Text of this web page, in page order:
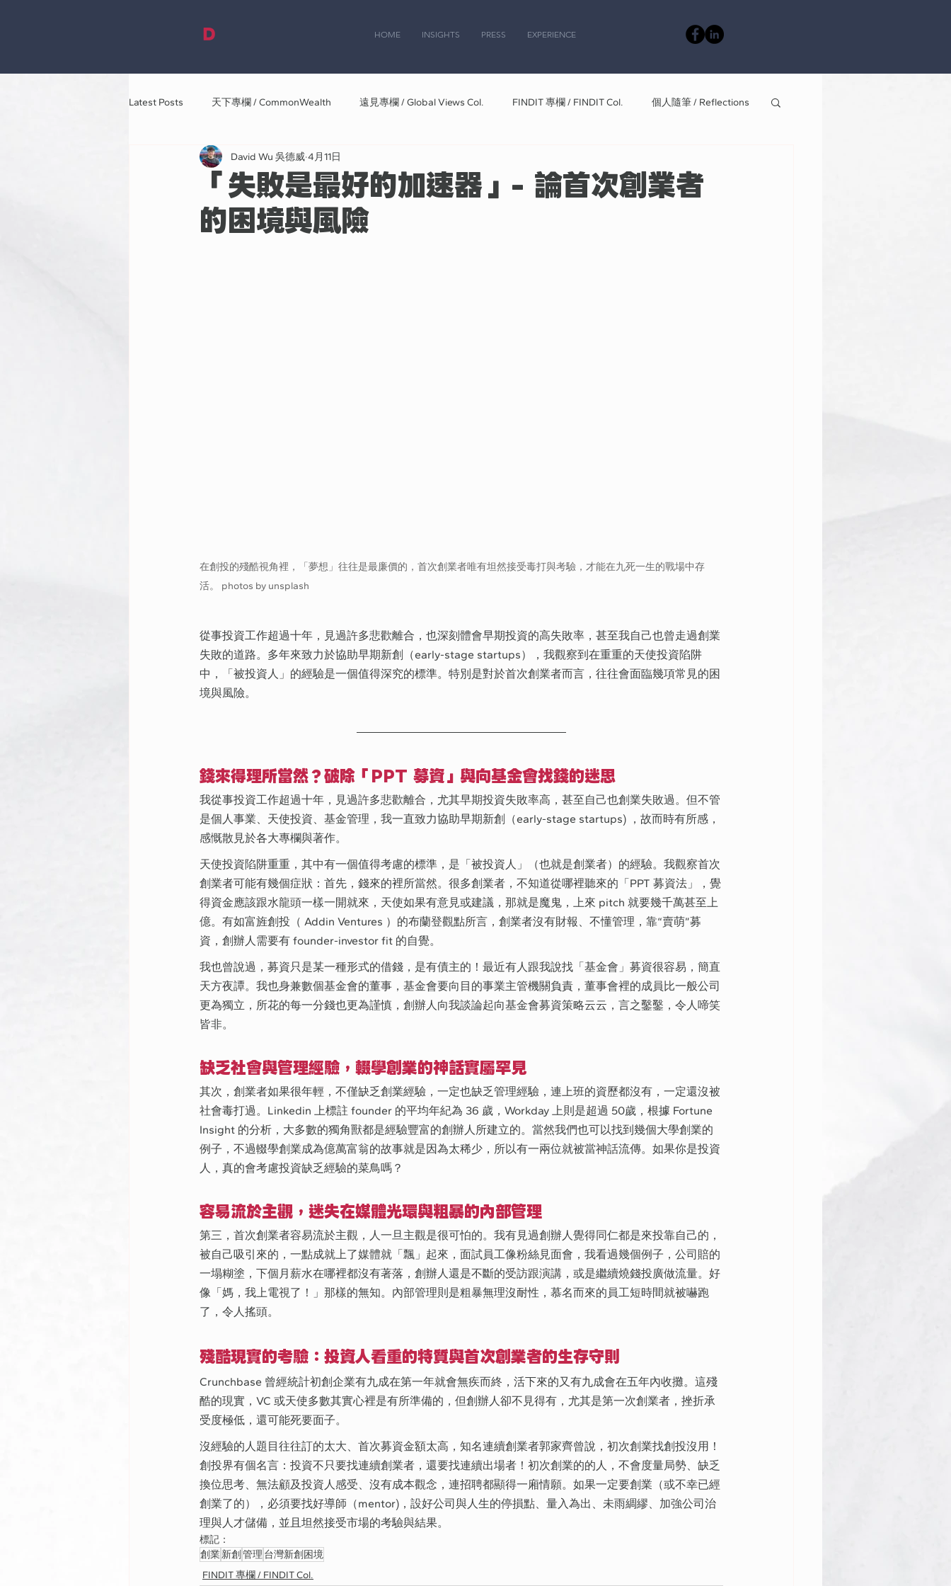
D HOME INSIGHTS PRESS EXPERIENCE
Latest Posts 天下專欄 / CommonWealth 遠見專欄 / Global Views Col. FINDIT 專欄 / FINDIT Col. 個人隨筆 / Reflections
「失敗是最好的加速器」- 論首次創業者
的困境與風險
David Wu 吳德威 4月11日
在創投的殘酷視角裡，「夢想」往往是最廉價的，首次創業者唯有坦然接受毒打與考驗，才能在九死一生的戰場中存
活。 photos by unsplash
從事投資工作超過十年，見過許多悲歡離合，也深刻體會早期投資的高失敗率，甚至我自己也曾走過創業
失敗的道路。多年來致力於協助早期新創（early-stage startups），我觀察到在重重的天使投資陷阱
中，「被投資人」的經驗是一個值得深究的標準。特別是對於首次創業者而言，往往會面臨幾項常見的困
境與風險。
錢來得理所當然？破除「PPT 募資」與向基金會找錢的迷思
我從事投資工作超過十年，見過許多悲歡離合，尤其早期投資失敗率高，甚至自己也創業失敗過。但不管
是個人事業、天使投資、基金管理，我一直致力協助早期新創（early-stage startups) ，故而時有所感，
感慨散見於各大專欄與著作。
天使投資陷阱重重，其中有一個值得考慮的標準，是「被投資人」（也就是創業者）的經驗。我觀察首次
創業者可能有幾個症狀：首先，錢來的裡所當然。很多創業者，不知道從哪裡聽來的「PPT 募資法」，覺
得資金應該跟水龍頭一樣一開就來，天使如果有意見或建議，那就是魔鬼，上來 pitch 就要幾千萬甚至上
億。有如富旌創投（ Addin Ventures ）的布蘭登觀點所言，創業者沒有財報、不懂管理，靠“賣萌”募
資，創辦人需要有 founder-investor fit 的自覺。
我也曾說過，募資只是某一種形式的借錢，是有債主的！最近有人跟我說找「基金會」募資很容易，簡直
天方夜譚。我也身兼數個基金會的董事，基金會要向目的事業主管機關負責，董事會裡的成員比一般公司
更為獨立，所花的每一分錢也更為謹慎，創辦人向我談論起向基金會募資策略云云，言之鑿鑿，令人啼笑
皆非。
缺乏社會與管理經驗，輟學創業的神話實屬罕見
其次，創業者如果很年輕，不僅缺乏創業經驗，一定也缺乏管理經驗，連上班的資歷都沒有，一定還沒被
社會毒打過。Linkedin 上標註 founder 的平均年紀為 36 歲，Workday 上則是超過 50歲，根據 Fortune
Insight 的分析，大多數的獨角獸都是經驗豐富的創辦人所建立的。當然我們也可以找到幾個大學創業的
例子，不過輟學創業成為億萬富翁的故事就是因為太稀少，所以有一兩位就被當神話流傳。如果你是投資
人，真的會考慮投資缺乏經驗的菜鳥嗎？
容易流於主觀，迷失在媒體光環與粗暴的內部管理
第三，首次創業者容易流於主觀，人一旦主觀是很可怕的。我有見過創辦人覺得同仁都是來投靠自己的，
被自己吸引來的，一點成就上了媒體就「飄」起來，面試員工像粉絲見面會，我看過幾個例子，公司賠的
一塌糊塗，下個月薪水在哪裡都沒有著落，創辦人還是不斷的受訪跟演講，或是繼續燒錢投廣做流量。好
像「媽，我上電視了！」那樣的無知。內部管理則是粗暴無理沒耐性，慕名而來的員工短時間就被嚇跑
了，令人搖頭。
殘酷現實的考驗：投資人看重的特質與首次創業者的生存守則
Crunchbase 曾經統計初創企業有九成在第一年就會無疾而終，活下來的又有九成會在五年內收攤。這殘
酷的現實，VC 或天使多數其實心裡是有所準備的，但創辦人卻不見得有，尤其是第一次創業者，挫折承
受度極低，還可能死要面子。
沒經驗的人題目往往訂的太大、首次募資金額太高，知名連續創業者郭家齊曾說，初次創業找創投沒用！
創投界有個名言：投資不只要找連續創業者，還要找連續出場者！初次創業的的人，不會度量局勢、缺乏
換位思考、無法顧及投資人感受、沒有成本觀念，連招聘都顯得一廂情願。如果一定要創業（或不幸已經
創業了的），必須要找好導師（mentor)，設好公司與人生的停損點、量入為出、未雨綢繆、加強公司治
理與人才儲備，並且坦然接受市場的考驗與結果。
標記：
創業新創 管理 台灣新創困境
FINDIT 專欄 / FINDIT Col.